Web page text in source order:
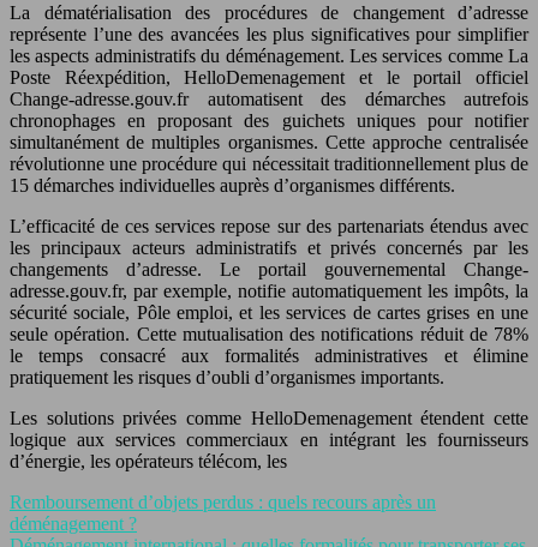
La dématérialisation des procédures de changement d’adresse
représente l’une des avancées les plus significatives pour simplifier
les aspects administratifs du déménagement. Les services comme La
Poste Réexpédition, HelloDemenagement et le portail officiel
Change-adresse.gouv.fr automatisent des démarches autrefois
chronophages en proposant des guichets uniques pour notifier
simultanément de multiples organismes. Cette approche centralisée
révolutionne une procédure qui nécessitait traditionnellement plus de
15 démarches individuelles auprès d’organismes différents.
L’efficacité de ces services repose sur des partenariats étendus avec
les principaux acteurs administratifs et privés concernés par les
changements d’adresse. Le portail gouvernemental Change-
adresse.gouv.fr, par exemple, notifie automatiquement les impôts, la
sécurité sociale, Pôle emploi, et les services de cartes grises en une
seule opération. Cette mutualisation des notifications réduit de 78%
le temps consacré aux formalités administratives et élimine
pratiquement les risques d’oubli d’organismes importants.
Les solutions privées comme HelloDemenagement étendent cette
logique aux services commerciaux en intégrant les fournisseurs
d’énergie, les opérateurs télécom, les
Remboursement d’objets perdus : quels recours après un
déménagement ?